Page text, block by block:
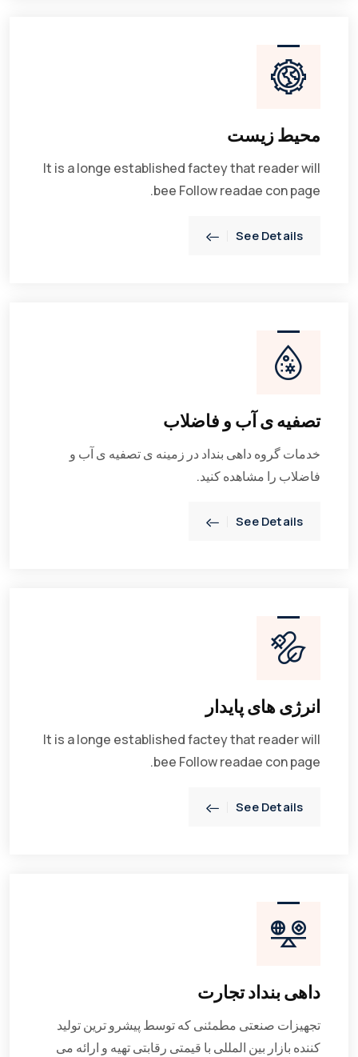
محیط زیست
It is a longe established factey that reader will
bee Follow readae con page.
See Details
تصفیه ی آب و فاضلاب
خدمات گروه داهی بنداد در زمینه ی تصفیه ی آب و
فاضلاب را مشاهده کنید.
See Details
انرژی های پایدار
It is a longe established factey that reader will
bee Follow readae con page.
See Details
داهی بنداد تجارت
تجهیزات صنعتی مطمئنی که توسط پیشرو ترین تولید
کننده بازار بین المللی با قیمتی رقابتی تهیه و ارائه می